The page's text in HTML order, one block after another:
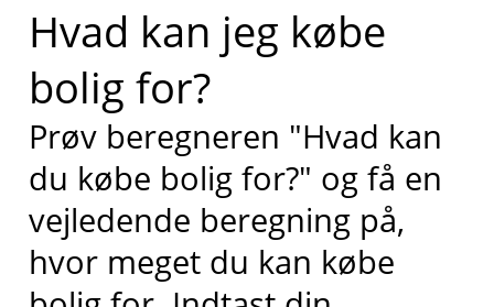
Hvad kan jeg købe
bolig for?
Prøv beregneren "Hvad kan
du købe bolig for?" og få en
vejledende beregning på,
hvor meget du kan købe